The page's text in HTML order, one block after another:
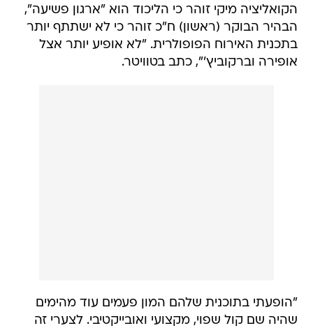
הקואליציה מיקי זוהר כי הליכוד הוא "ארגון פשיעה",
הבהיר הבוקר (ראשון) ח"כ זוהר כי לא ישתתף יותר
בתכנית האירוח הפופולרית. "לא אופיע יותר אצל
אופירה וברקוביץ'", כתב בטוויטר.
"הופעתי בתוכנית שלהם המון פעמים עוד מהימים
שהיה שם קול שפוי, מקצועי ואובייקטיבי. לצערי זה